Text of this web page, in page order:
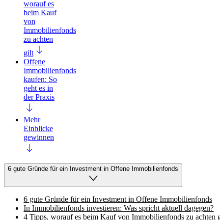
worauf es
beim Kauf
von
Immobilienfonds
zu achten
gilt
Offene
Immobilienfonds
kaufen: So
geht es in
der Praxis
Mehr
Einblicke
gewinnen
6 gute Gründe für ein Investment in Offene Immobilienfonds
6 gute Gründe für ein Investment in Offene Immobilienfonds
In Immobilienfonds investieren: Was spricht aktuell dagegen?
4 Tipps, worauf es beim Kauf von Immobilienfonds zu achten